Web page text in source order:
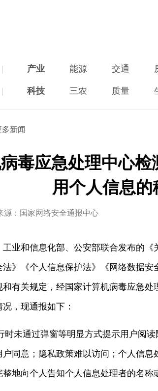
| 产业 能源 交通
| 科技 三农 质量
新闻
毒应急处理中心
用个人信息
源：国家网络安全通报中心
业和信息化部、公安部联合发布的
》《个人信息保护法》《网络数据
有关规定，经国家计算机病毒应急
，现通报如下：
时未通过弹窗等明显方式提示用户阅
同意；隐私政策难以访问；个人信
地向个人告知个人信息处理者的名